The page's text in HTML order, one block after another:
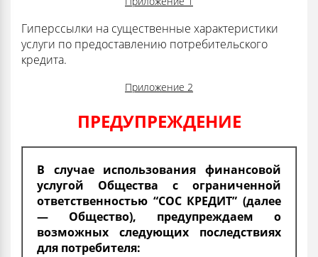
Гиперссылки на существенные характеристики
услуги по предоставлению потребительского
кредита.
Приложение 2
ПРЕДУПРЕЖДЕНИЕ
В случае использования финансовой
услугой Общества с ограниченной
ответственностью “СОС КРЕДИТ” (далее
— Общество), предупреждаем о
возможных следующих последствиях
для потребителя: